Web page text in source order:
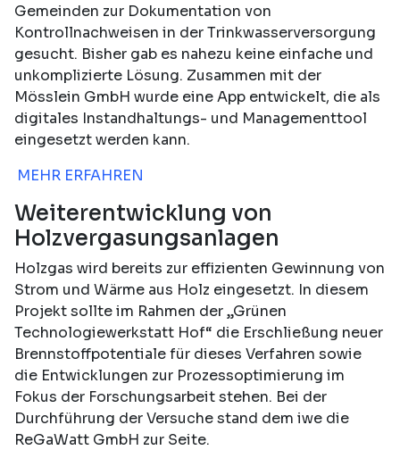
Gemeinden zur Dokumentation von
Kontrollnachweisen in der Trinkwasserversorgung
gesucht. Bisher gab es nahezu keine einfache und
unkomplizierte Lösung. Zusammen mit der
Mösslein GmbH wurde eine App entwickelt, die als
digitales Instandhaltungs- und Managementtool
eingesetzt werden kann.
MEHR ERFAHREN
Weiterentwicklung von
Holzvergasungsanlagen
Holzgas wird bereits zur effizienten Gewinnung von
Strom und Wärme aus Holz eingesetzt. In diesem
Projekt sollte im Rahmen der „Grünen
Technologiewerkstatt Hof“ die Erschließung neuer
Brennstoffpotentiale für dieses Ver­fahren sowie
die Entwicklungen zur Prozessoptimierung im
Fokus der Forschungsarbeit stehen. Bei der
Durchführung der Versuche stand dem iwe die
ReGaWatt GmbH zur Seite.